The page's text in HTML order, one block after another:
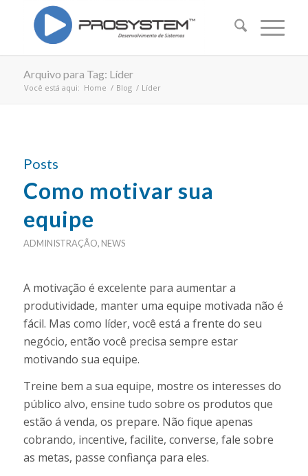
Arquivo para Tag: Líder
Você está aqui: Home / Blog / Líder
Posts
Como motivar sua
equipe
ADMINISTRAÇÃO, NEWS
A motivação é excelente para aumentar a
produtividade, manter uma equipe motivada não é
fácil. Mas como líder, você está a frente do seu
negócio, então você precisa sempre estar
motivando sua equipe.
Treine bem a sua equipe, mostre os interesses do
público alvo, ensine tudo sobre os produtos que
estão á venda, os prepare. Não fique apenas
cobrando, incentive, facilite, converse, fale sobre
as metas, passe confiança para eles.